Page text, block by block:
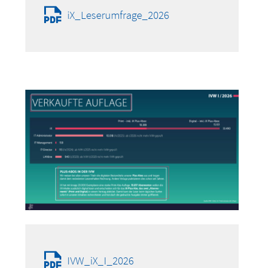
iX_Leserumfrage_2026
IVW_iX_I_2026